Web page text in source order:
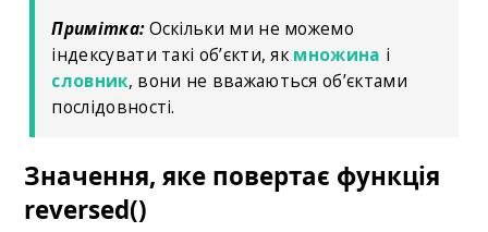
Примітка:Оскільки ми не можемо
індексувати такі об’єкти, як множина і
словник, вони не вважаються об’єктами
послідовності.
Значення, яке повертає функція
reversed()